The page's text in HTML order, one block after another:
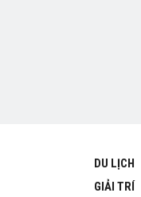
DU LỊCH
GIẢI TRÍ